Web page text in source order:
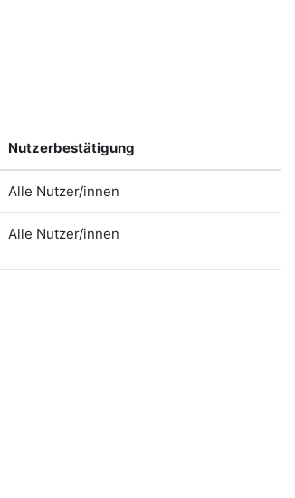
Nutzerbestätigung
Alle Nutzer/innen
Alle Nutzer/innen